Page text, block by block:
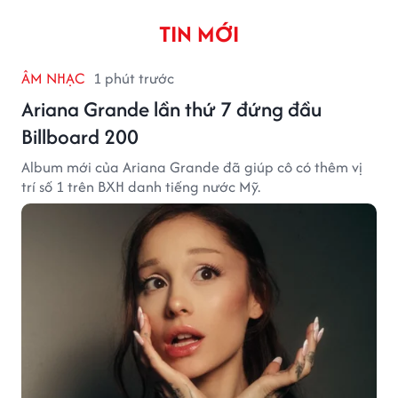
TIN MỚI
ÂM NHẠC 1 phút trước
Ariana Grande lần thứ 7 đứng đầu
Billboard 200
Album mới của Ariana Grande đã giúp cô có thêm vị
trí số 1 trên BXH danh tiếng nước Mỹ.